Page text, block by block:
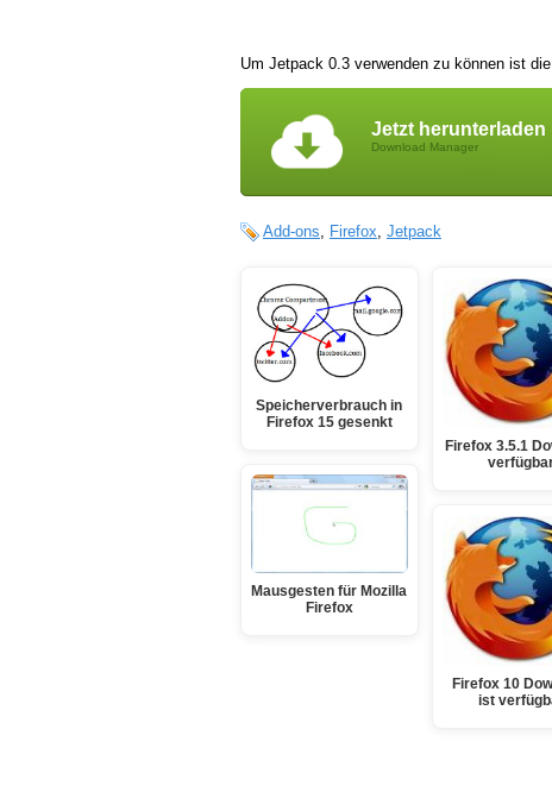
Um Jetpack 0.3 verwenden zu können ist
Jetzt herunterladen
Download Manager
Add-ons, Firefox, Jetpack
Speicherverbrauch in
Firefox 15 gesenkt
Mausgesten für Mozilla
Firefox
Firefox 3.5.1
Firefox 10
ist